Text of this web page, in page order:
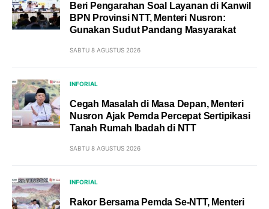
Beri Pengarahan Soal Layanan di Kanwil
BPN Provinsi NTT, Menteri Nusron:
Gunakan Sudut Pandang Masyarakat
SABTU 8 AGUSTUS 2026
INFORIAL
Cegah Masalah di Masa Depan, Menteri
Nusron Ajak Pemda Percepat Sertipikasi
Tanah Rumah Ibadah di NTT
SABTU 8 AGUSTUS 2026
INFORIAL
Rakor Bersama Pemda Se-NTT, Menteri